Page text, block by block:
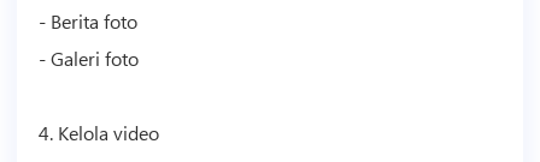
- Berita foto
- Galeri foto
4. Kelola video